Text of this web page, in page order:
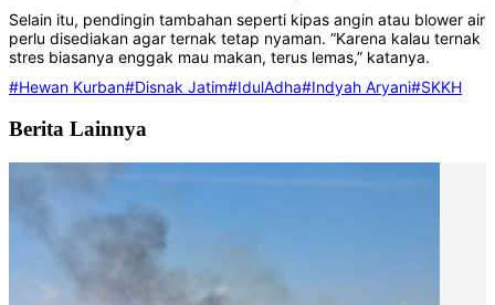
Selain itu, pendingin tambahan seperti kipas angin atau blower air
perlu disediakan agar ternak tetap nyaman. “Karena kalau ternak
stres biasanya enggak mau makan, terus lemas,” katanya.
#Hewan Kurban#Disnak Jatim#IdulAdha#Indyah Aryani#SKKH
Berita Lainnya